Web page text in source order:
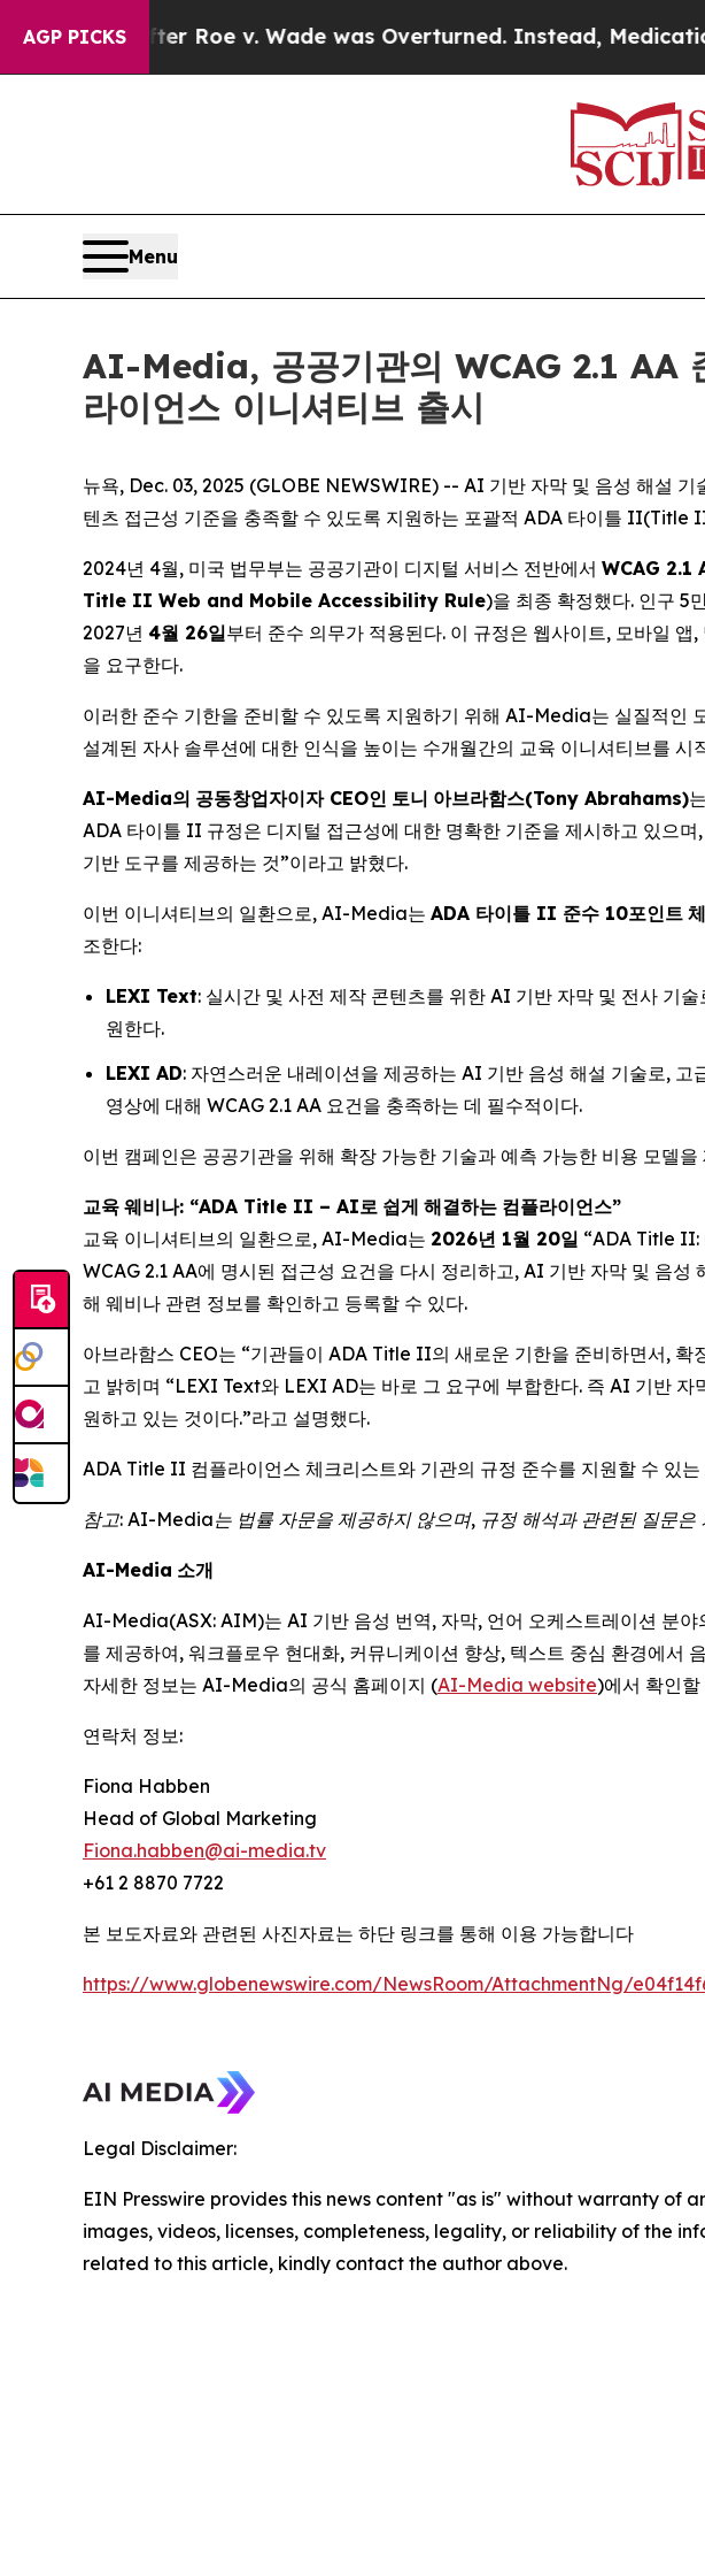
AGP PICKS
After Roe v. Wade was Overturned. Instead, Medication
Menu
AI-Media, 공공기관의 WCAG 2.1 AA
라이언스 이니셔티브 출시
뉴욕, Dec. 03, 2025 (GLOBE NEWSWIRE) -- AI 기반 자막 및 음성 해설
텐츠 접근성 기준을 충족할 수 있도록 지원하는 포괄적 ADA 타이틀 II(Title
2024년 4월, 미국 법무부는 공공기관이 디지털 서비스 전반에서 WCAG 2.1
Title II Web and Mobile Accessibility Rule)을 최종 확정했다. 인구 5
2027년 4월 26일부터 준수 의무가 적용된다. 이 규정은 웹사이트, 모바일
을 요구한다.
이러한 준수 기한을 준비할 수 있도록 지원하기 위해 AI-Media는 실질적인
설계된 자사 솔루션에 대한 인식을 높이는 수개월간의 교육 이니셔티브를 시
AI-Media의 공동창업자이자CEO인 토니 아브라함스(Tony Abrahams)
ADA 타이틀 II 규정은 디지털 접근성에 대한 명확한 기준을 제시하고 있으
기반 도구를 제공하는 것”이라고 밝혔다.
이번 이니셔티브의 일환으로, AI-Media는 ADA 타이틀 II 준수 10포인트
조한다:
LEXI Text: 실시간 및 사전 제작 콘텐츠를 위한 AI 기반 자막 및 전사 기
원한다.
LEXI AD: 자연스러운 내레이션을 제공하는 AI 기반 음성 해설 기술로,
영상에 대해 WCAG 2.1 AA 요건을 충족하는 데 필수적이다.
이번 캠페인은 공공기관을 위해 확장 가능한 기술과 예측 가능한 비용 모델
교육 웨비나: “ADA Title II – AI로 쉽게 해결하는 컴플라이언스”
교육 이니셔티브의 일환으로, AI-Media는 2026년 1월 20일 “ADA Title
WCAG 2.1 AA에 명시된 접근성 요건을 다시 정리하고, AI 기반 자막 및 음
해 웨비나 관련 정보를 확인하고 등록할 수 있다.
아브라함스 CEO는 “기관들이 ADA Title II의 새로운 기한을 준비하면서,
고 밝히며 “LEXI Text와 LEXI AD는 바로 그 요구에 부합한다. 즉 AI 기반
원하고 있는 것이다.”라고 설명했다.
ADA Title II 컴플라이언스 체크리스트와 기관의 규정 준수를 지원할 수 있
참고: AI-Media는 법률 자문을 제공하지 않으며, 규정 해석과 관련된 질문은
AI-Media 소개
AI-Media(ASX: AIM)는 AI 기반 음성 번역, 자막, 언어 오케스트레이션 분
를 제공하여, 워크플로우 현대화, 커뮤니케이션 향상, 텍스트 중심 환경에서
자세한 정보는 AI-Media의 공식 홈페이지 (AI-Media website)에서 확인할
연락처 정보:
Fiona Habben
Head of Global Marketing
Fiona.habben@ai-media.tv
+61 2 8870 7722
본 보도자료와 관련된 사진자료는 하단 링크를 통해 이용 가능합니다
https://www.globenewswire.com/NewsRoom/AttachmentNg/
Legal Disclaimer:
EIN Presswire provides this news content "as is" without warranty
images, videos, licenses, completeness, legality, or reliability of the
related to this article, kindly contact the author above.